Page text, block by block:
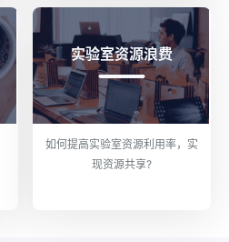
实验室资源浪费
如何提高实验室资源利用率，实
现资源共享?